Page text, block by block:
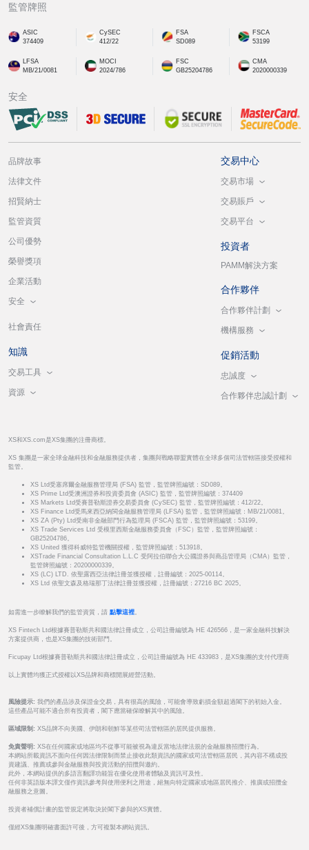
監管牌照
ASIC
374409
CySEC
412/22
FSA
SD089
FSCA
53199
LFSA
MB/21/0081
MOCI
2024/786
FSC
GB25204786
CMA
2020000339
安全
品牌故事
法律文件
招賢納士
監管資質
公司優勢
榮譽獎項
企業活動
安全
社會責任
知識
交易工具
資源
交易中心
交易市場
交易賬戶
交易平台
投資者
PAMM解決方案
合作夥伴
合作夥伴計劃
機構服務
促銷活動
忠誠度
合作夥伴忠誠計劃
XS和XS.com是XS集團的注冊商標。
XS 集團是一家全球金融科技和金融服務提供者，集團與戰略聯盟實體在全球多個司法管轄區接受授權和
監管。
XS Ltd受塞席爾金融服務管理局 (FSA) 監管，監管牌照編號：SD089。
XS Prime Ltd受澳洲證券和投資委員會 (ASIC) 監管，監管牌照編號：374409
XS Markets Ltd受賽普勒斯證券交易委員會 (CySEC) 監管，監管牌照編號：412/22。
XS Finance Ltd受馬來西亞納閩金融服務管理局 (LFSA) 監管，監管牌照編號：MB/21/0081。
XS ZA (Pty) Ltd受南非金融部門行為監理局 (FSCA) 監管，監管牌照編號：53199。
XS Trade Services Ltd 受模里西斯金融服務委員會（FSC）監管，監管牌照編號：
GB25204786。
XS United 獲得科威特監管機關授權，監管牌照編號：513918。
XSTrade Financial Consultation L.L.C 受阿拉伯聯合大公國證券與商品管理局（CMA）監管，
監管牌照編號：20200000339。
XS (LC) LTD. 依聖露西亞法律註冊並獲授權，註冊編號：2025-00114。
XS Ltd 依聖文森及格瑞那丁法律註冊並獲授權，註冊編號：27216 BC 2025。
如需進一步瞭解我們的監管資質，請 點擊這裡。
XS Fintech Ltd根據賽普勒斯共和國法律註冊成立，公司註冊編號為 HE 426566，是一家金融科技解決
方案提供商，也是XS集團的技術部門。
Ficupay Ltd根據賽普勒斯共和國法律註冊成立，公司註冊編號為 HE 433983，是XS集團的支付代理商
以上實體均獲正式授權以XS品牌和商標開展經營活動。
風險提示: 我們的產品涉及保證金交易，具有很高的風險，可能會導致虧損金額超過閣下的初始入金。
這些產品可能不適合所有投資者，閣下應當確保瞭解其中的風險。
區域限制: XS品牌不向美國、伊朗和朝鮮等某些司法管轄區的居民提供服務。
免責聲明: XS在任何國家或地區均不從事可能被視為違反當地法律法規的金融服務招攬行為。
本網站所載資訊不面向任何因法律限制而禁止接收此類資訊的國家或司法管轄區居民，其內容不構成投
資建議、推薦或參與金融服務與投資活動的招攬與邀約。
此外，本網站提供的多語言翻譯功能旨在優化使用者體驗及資訊可及性。
任何非英語版本譯文僅作資訊參考與使用便利之用途，絕無向特定國家或地區居民推介、推廣或招攬金
融服務之意圖。
投資者補償計畫的監管規定將取決於閣下參與的XS實體。
僅經XS集團明確書面許可後，方可複製本網站資訊。